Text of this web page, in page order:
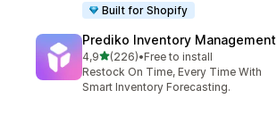
Built for Shopify
Prediko Inventory Management
4,9/ 5 tähteä
(226)
226 arvostelua yhteensä
•Free to install
Restock On Time, Every Time With
Smart Inventory Forecasting.